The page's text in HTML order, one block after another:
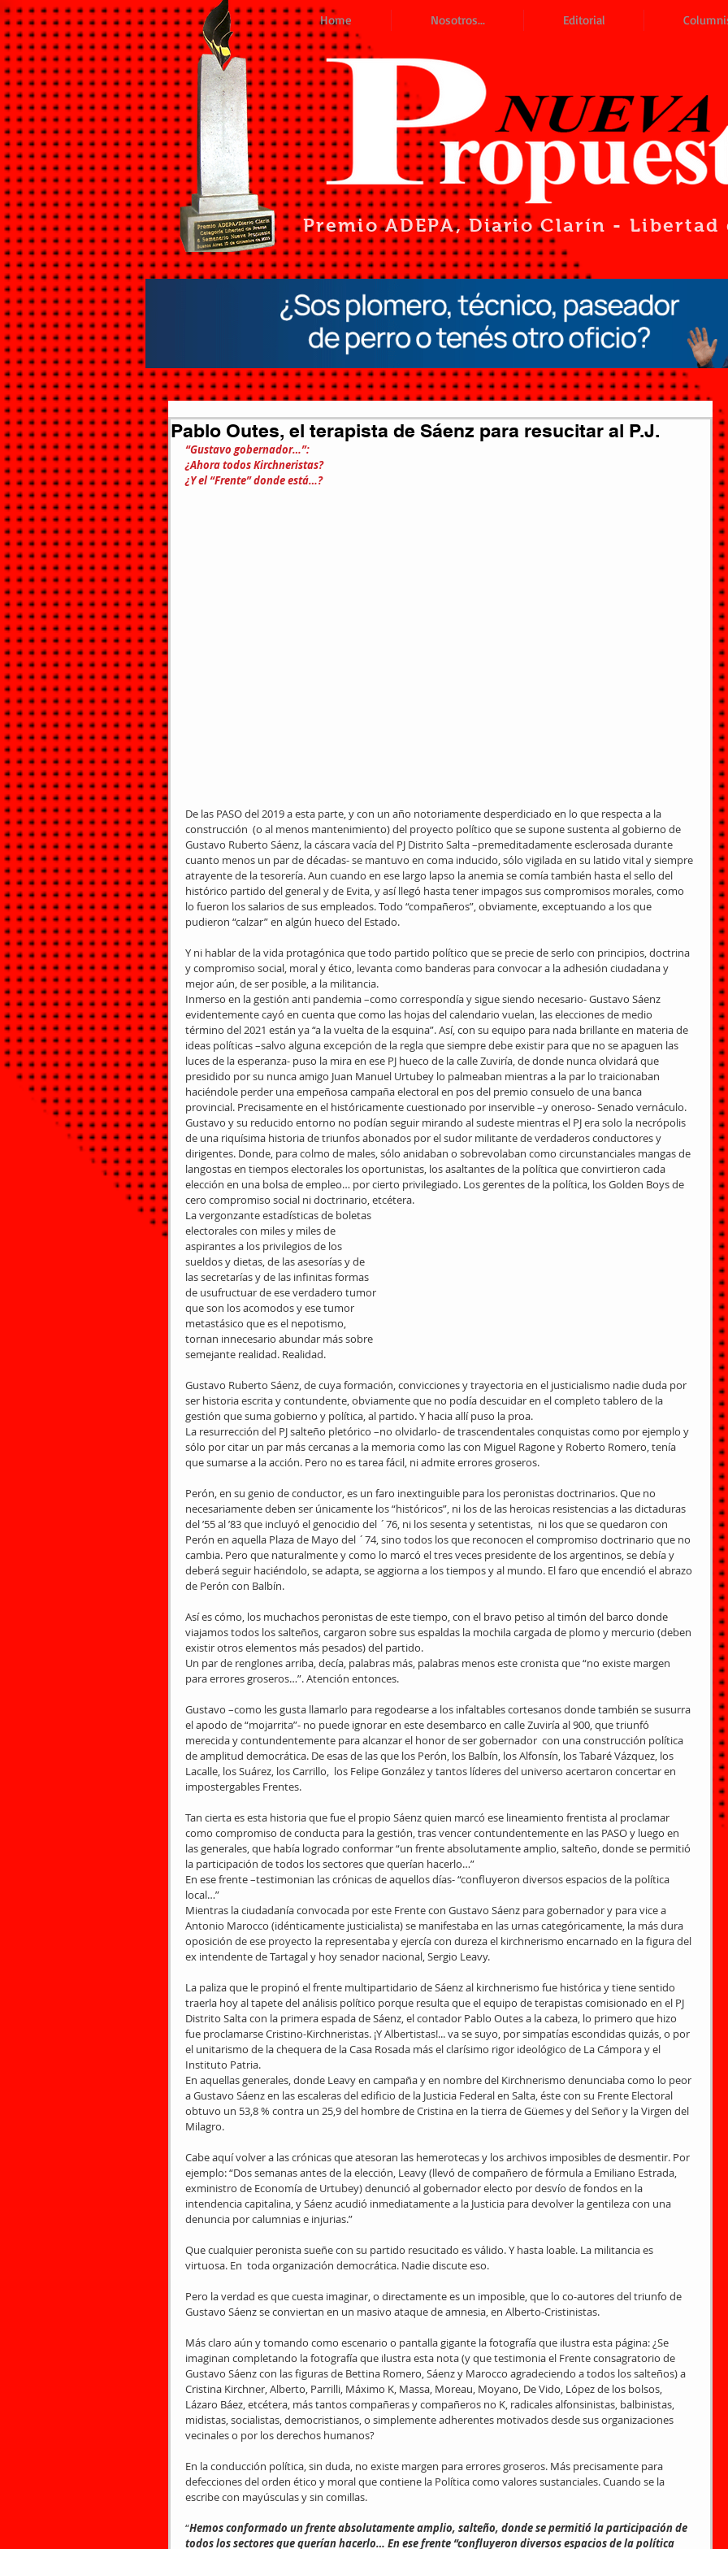
Home Nosotros... Editorial
Premio ADEPA, Diario Clarín - Libertad
Pablo Outes, el terapista de Sáenz para resucitar al P.J.
“Gustavo gobernador…”:
¿Ahora todos Kirchneristas?
¿Y el “Frente” donde está…?
De las PASO del 2019 a esta parte, y con un año notoriamente desperdiciado en lo que respecta a la
construcción  (o al menos mantenimiento) del proyecto político que se supone sustenta al gobierno de
Gustavo Ruberto Sáenz, la cáscara vacía del PJ Distrito Salta –premeditadamente esclerosada durante
cuanto menos un par de décadas- se mantuvo en coma inducido, sólo vigilada en su latido vital y siempre
atrayente de la tesorería. Aun cuando en ese largo lapso la anemia se comía también hasta el sello del
histórico partido del general y de Evita, y así llegó hasta tener impagos sus compromisos morales, como
lo fueron los salarios de sus empleados. Todo “compañeros”, obviamente, exceptuando a los que
pudieron “calzar” en algún hueco del Estado.
Y ni hablar de la vida protagónica que todo partido político que se precie de serlo con principios, doctrina
y compromiso social, moral y ético, levanta como banderas para convocar a la adhesión ciudadana y
mejor aún, de ser posible, a la militancia.
Inmerso en la gestión anti pandemia –como correspondía y sigue siendo necesario- Gustavo Sáenz
evidentemente cayó en cuenta que como las hojas del calendario vuelan, las elecciones de medio
término del 2021 están ya “a la vuelta de la esquina”. Así, con su equipo para nada brillante en materia de
ideas políticas –salvo alguna excepción de la regla que siempre debe existir para que no se apaguen las
luces de la esperanza- puso la mira en ese PJ hueco de la calle Zuviría, de donde nunca olvidará que
presidido por su nunca amigo Juan Manuel Urtubey lo palmeaban mientras a la par lo traicionaban
haciéndole perder una empeñosa campaña electoral en pos del premio consuelo de una banca
provincial. Precisamente en el históricamente cuestionado por inservible –y oneroso- Senado vernáculo.
Gustavo y su reducido entorno no podían seguir mirando al sudeste mientras el PJ era solo la necrópolis
de una riquísima historia de triunfos abonados por el sudor militante de verdaderos conductores y
dirigentes. Donde, para colmo de males, sólo anidaban o sobrevolaban como circunstanciales mangas de
langostas en tiempos electorales los oportunistas, los asaltantes de la política que convirtieron cada
elección en una bolsa de empleo… por cierto privilegiado. Los gerentes de la política, los Golden Boys de
cero compromiso social ni doctrinario, etcétera.
La vergonzante estadísticas de boletas
electorales con miles y miles de
aspirantes a los privilegios de los
sueldos y dietas, de las asesorías y de
las secretarías y de las infinitas formas
de usufructuar de ese verdadero tumor
que son los acomodos y ese tumor
metastásico que es el nepotismo,
tornan innecesario abundar más sobre
semejante realidad. Realidad.
Gustavo Ruberto Sáenz, de cuya formación, convicciones y trayectoria en el justicialismo nadie duda por
ser historia escrita y contundente, obviamente que no podía descuidar en el completo tablero de la
gestión que suma gobierno y política, al partido. Y hacia allí puso la proa.
La resurrección del PJ salteño pletórico –no olvidarlo- de trascendentales conquistas como por ejemplo y
sólo por citar un par más cercanas a la memoria como las con Miguel Ragone y Roberto Romero, tenía
que sumarse a la acción. Pero no es tarea fácil, ni admite errores groseros.
Perón, en su genio de conductor, es un faro inextinguible para los peronistas doctrinarios. Que no
necesariamente deben ser únicamente los “históricos”, ni los de las heroicas resistencias a las dictaduras
del ’55 al ’83 que incluyó el genocidio del ´76, ni los sesenta y setentistas,  ni los que se quedaron con
Perón en aquella Plaza de Mayo del ´74, sino todos los que reconocen el compromiso doctrinario que no
cambia. Pero que naturalmente y como lo marcó el tres veces presidente de los argentinos, se debía y
deberá seguir haciéndolo, se adapta, se aggiorna a los tiempos y al mundo. El faro que encendió el abrazo
de Perón con Balbín.
Así es cómo, los muchachos peronistas de este tiempo, con el bravo petiso al timón del barco donde
viajamos todos los salteños, cargaron sobre sus espaldas la mochila cargada de plomo y mercurio (deben
existir otros elementos más pesados) del partido.
Un par de renglones arriba, decía, palabras más, palabras menos este cronista que “no existe margen
para errores groseros…”. Atención entonces.
Gustavo –como les gusta llamarlo para regodearse a los infaltables cortesanos donde también se susurra
el apodo de “mojarrita”- no puede ignorar en este desembarco en calle Zuviría al 900, que triunfó
merecida y contundentemente para alcanzar el honor de ser gobernador  con una construcción política
de amplitud democrática. De esas de las que los Perón, los Balbín, los Alfonsín, los Tabaré Vázquez, los
Lacalle, los Suárez, los Carrillo,  los Felipe González y tantos líderes del universo acertaron concertar en
impostergables Frentes.
Tan cierta es esta historia que fue el propio Sáenz quien marcó ese lineamiento frentista al proclamar
como compromiso de conducta para la gestión, tras vencer contundentemente en las PASO y luego en
las generales, que había logrado conformar “un frente absolutamente amplio, salteño, donde se permitió
la participación de todos los sectores que querían hacerlo…”
En ese frente –testimonian las crónicas de aquellos días- “confluyeron diversos espacios de la política
local…”
Mientras la ciudadanía convocada por este Frente con Gustavo Sáenz para gobernador y para vice a
Antonio Marocco (idénticamente justicialista) se manifestaba en las urnas categóricamente, la más dura
oposición de ese proyecto la representaba y ejercía con dureza el kirchnerismo encarnado en la figura del
ex intendente de Tartagal y hoy senador nacional, Sergio Leavy.
La paliza que le propinó el frente multipartidario de Sáenz al kirchnerismo fue histórica y tiene sentido
traerla hoy al tapete del análisis político porque resulta que el equipo de terapistas comisionado en el PJ
Distrito Salta con la primera espada de Sáenz, el contador Pablo Outes a la cabeza, lo primero que hizo
fue proclamarse Cristino-Kirchneristas. ¡Y Albertistas!... va se suyo, por simpatías escondidas quizás, o por
el unitarismo de la chequera de la Casa Rosada más el clarísimo rigor ideológico de La Cámpora y el
Instituto Patria.
En aquellas generales, donde Leavy en campaña y en nombre del Kirchnerismo denunciaba como lo peor
a Gustavo Sáenz en las escaleras del edificio de la Justicia Federal en Salta, éste con su Frente Electoral
obtuvo un 53,8 % contra un 25,9 del hombre de Cristina en la tierra de Güemes y del Señor y la Virgen del
Milagro.
Cabe aquí volver a las crónicas que atesoran las hemerotecas y los archivos imposibles de desmentir. Por
ejemplo: “Dos semanas antes de la elección, Leavy (llevó de compañero de fórmula a Emiliano Estrada,
exministro de Economía de Urtubey) denunció al gobernador electo por desvío de fondos en la
intendencia capitalina, y Sáenz acudió inmediatamente a la Justicia para devolver la gentileza con una
denuncia por calumnias e injurias.”
Que cualquier peronista sueñe con su partido resucitado es válido. Y hasta loable. La militancia es
virtuosa. En  toda organización democrática. Nadie discute eso.
Pero la verdad es que cuesta imaginar, o directamente es un imposible, que lo co-autores del triunfo de
Gustavo Sáenz se conviertan en un masivo ataque de amnesia, en Alberto-Cristinistas.
Más claro aún y tomando como escenario o pantalla gigante la fotografía que ilustra esta página: ¿Se
imaginan completando la fotografía que ilustra esta nota (y que testimonia el Frente consagratorio de
Gustavo Sáenz con las figuras de Bettina Romero, Sáenz y Marocco agradeciendo a todos los salteños) a
Cristina Kirchner, Alberto, Parrilli, Máximo K, Massa, Moreau, Moyano, De Vido, López de los bolsos,
Lázaro Báez, etcétera, más tantos compañeras y compañeros no K, radicales alfonsinistas, balbinistas,
midistas, socialistas, democristianos, o simplemente adherentes motivados desde sus organizaciones
vecinales o por los derechos humanos?
En la conducción política, sin duda, no existe margen para errores groseros. Más precisamente para
defecciones del orden ético y moral que contiene la Política como valores sustanciales. Cuando se la
escribe con mayúsculas y sin comillas.
“Hemos conformado un frente absolutamente amplio, salteño, donde se permitió la participación de
todos los sectores que querían hacerlo… En ese frente “confluyeron diversos espacios de la política